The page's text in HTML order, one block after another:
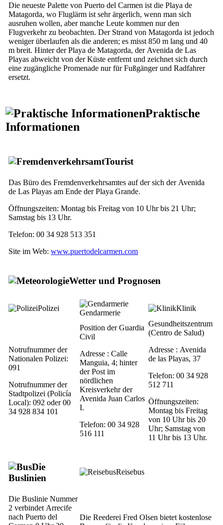
Die neueste Palette von Puerto del Carmen ist die Playa de
Matagorda, wo Fluglärm ist sehr ärgerlich, wenn man sich
ausruhen wollen, aber manche Leute kommen nur den
Flugverkehr zu beobachten. Der Strand von Matagorda ist jedoch
weniger überlaufen als die anderen; es misst 850 m lang und 40
m breit. Hinter derPlaya de Matagorda, der Avenida de Las
Playas abweicht von der Küste entfernt und zeichnet sich durch
eine zugängliche Promenade nur für Fußgänger und Radfahrer
ersetzt.
Praktische
Informationen
Tourist
Das Büro des Fremdenverkehrsamtes auf der sich der Avenida
de Las Playas am Ende derPlaya Grande.
Öffnungszeiten: Montag bis Freitag von 10 Uhr bis 21 Uhr;
Samstag bis 13 Uhr.
Telefon: 00 34 928 513 351
Site im Web: www.puertodelcarmen.com
Wetter und Prognosen
Polizei
Gendarmerie
Klinik
Notrufnummer der
Nationalen Polizei:
091
Notrufnummer der
Stadtpolizei (Policía
Local): 092 oder 00
34 928 834 101
Position derGuardia
Civil
Adresse : Calle
Manguia, 4; hinter
der Post im
nördlichen
Kreisverkehr der
Avenida Juan Carlos
I.
Telefon: 00 34 928
516 111
Gesundheitszentrum
(Centro de Salud)
Adresse : Avenida
de las Playas, 37
Telefon: 00 34 928
512 711
Öffnungszeiten:
Montag bis Freitag
von 10 Uhr bis 20
Uhr; Samstag von
11 Uhr bis 13 Uhr.
Die
Buslinien
Reisebus
Die Buslinie Nummer
2 verbindet Arrecife
nach Puerto del
Die Reederei Fred Olsen bietet kostenlose